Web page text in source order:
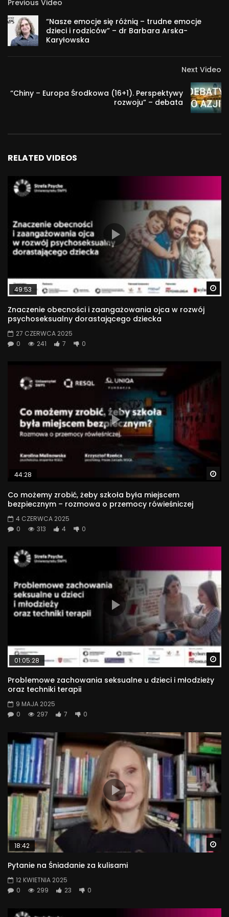
Previous Video
“Nasze emocje się różnią – trudne emocje
dzieci i rodziców” – dr Barbara Arska-
Karyłowska
Next Video
“Chiny – Europa Środkowa (16+1). Perspektywy
rozwoju” – debata
RELATED VIDEOS
49:53
Znaczenie obecności i zaangażowania ojca w rozwój
psychoseksualny dorastającego dziecka
27 CZERWCA 2025
0
241 7 0
44:28
Co możemy zrobić, żeby szkoła była miejscem
bezpiecznym – rozmowa o przemocy rówieśniczej
4 CZERWCA 2025
0
313 4 0
01:05:28
Problemowe zachowania seksualne u dzieci i młodzieży
oraz techniki terapii
9 MAJA 2025
0
297 7 0
18:42
Pytanie na Śniadanie za kulisami
12 KWIETNIA 2025
0
299 23 0